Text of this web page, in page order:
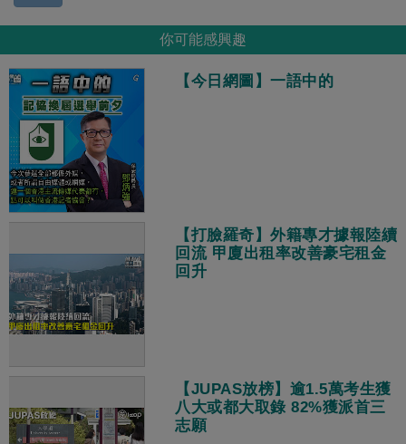
你可能感興趣
【今日網圖】一語中的
【打臉羅奇】外籍專才據報陸續
回流 甲廈出租率改善豪宅租金
回升
【JUPAS放榜】逾1.5萬考生獲
八大或都大取錄 82%獲派首三
志願